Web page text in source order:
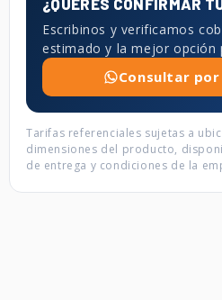
Escribinos y verificamos
estimado y la mejor opción
Consultar
Tarifas referenciales sujetas a
dimensiones del producto,
de entrega y condiciones de la